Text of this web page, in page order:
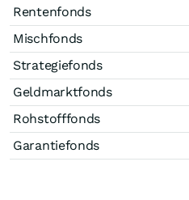
Rentenfonds
Mischfonds
Strategiefonds
Geldmarktfonds
Rohstofffonds
Garantiefonds